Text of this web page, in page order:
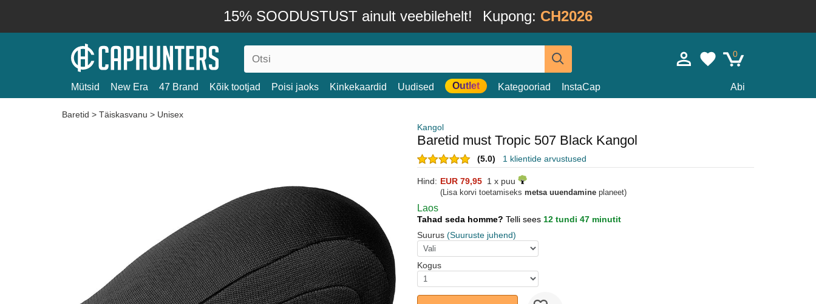
15% SOODUSTUST ainult veebilehelt! Kupong: CH2026
0
Mütsid New Era 47 Brand Kõik tootjad Poisi jaoks Kinkekaardid Uudised Outlet Kategooriad InstaCap Abi
Baretid > Täiskasvanu > Unisex
Kangol
Baretid must Tropic 507 Black Kangol
(5.0) 1 klientide arvustused
Hind: EUR 79,95 1 x puu
(Lisa korvi toetamiseks metsa uuendamine planeet)
Laos
Tahad seda homme? Telli sees 12 tundi 47 minutit
Suurus (Suuruste juhend)
Kogus